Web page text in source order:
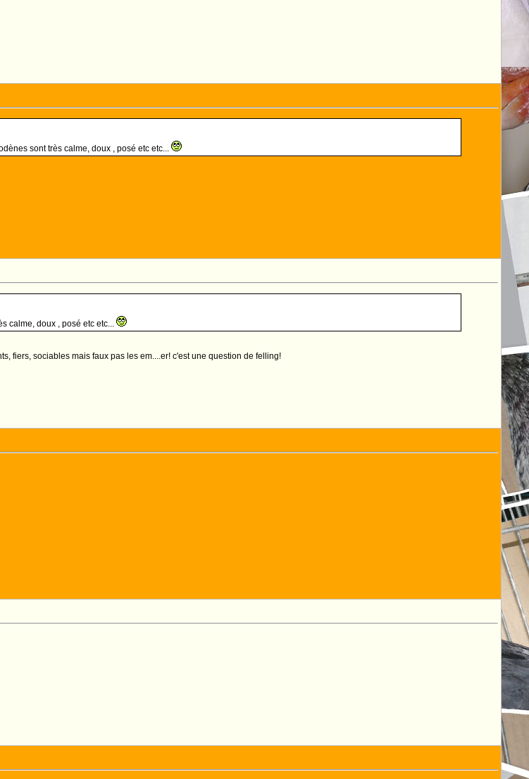
sont très calme, doux , posé etc etc...
calme, doux , posé etc etc...
fiers, sociables mais faux pas les em....er! c'est une question de felling!